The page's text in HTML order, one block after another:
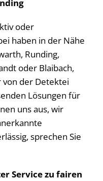
oder
haben in der Nähe
Runding,
oder Blaibach,
von der Detektei
Lösungen für
uns aus, wir
sprechen Sie
Service zu fairen